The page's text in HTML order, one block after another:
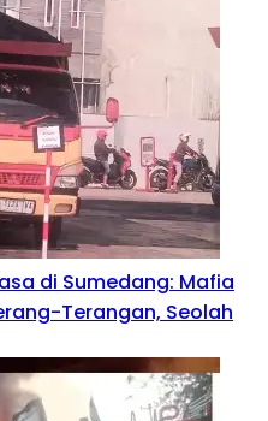
di Sumedang: Mafia
Terangan, Seolah